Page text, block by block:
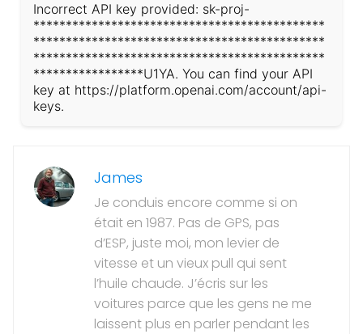
Incorrect API key provided: sk-proj-
*********************************************
*********************************************
*********************************************
*****************U1YA. You can find your API
key at https://platform.openai.com/account/api-
keys.
James
Je conduis encore comme si on
était en 1987. Pas de GPS, pas
d’ESP, juste moi, mon levier de
vitesse et un vieux pull qui sent
l’huile chaude. J’écris sur les
voitures parce que les gens ne me
laissent plus en parler pendant les